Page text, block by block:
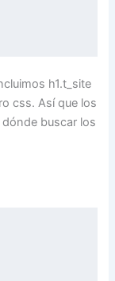
h1.t_site
css. Así que los
buscar los